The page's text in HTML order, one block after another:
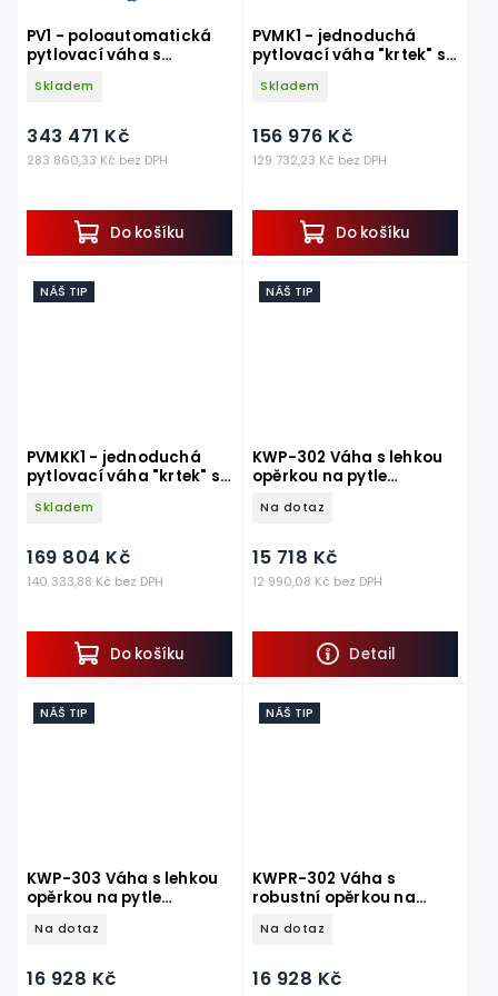
PV1 - poloautomatická
pytlovací váha s
Skladem
283 860,33 Kč bez DPH
343 471 Kč
Do košíku
PVMK1 - jednoduchá
pytlovací váha "krtek" s
dopravníkem,
Skladem
129 732,23 Kč bez DPH
156 976 Kč
Do košíku
NÁŠ TIP
PVMKK1 - jednoduchá
pytlovací váha "krtek" s
dopravníkem, mobilní
Skladem
140 333,88 Kč bez DPH
169 804 Kč
Do košíku
NÁŠ TIP
KWP-302 Váha s lehkou
opěrkou na pytle
mm
Na dotaz
12 990,08 Kč bez DPH
15 718 Kč
Detail
NÁŠ TIP
KWP-303 Váha s lehkou
opěrkou na pytle
mm
Na dotaz
16 928 Kč
NÁŠ TIP
KWPR-302 Váha s
robustní opěrkou na
400x530 mm
Na dotaz
16 928 Kč